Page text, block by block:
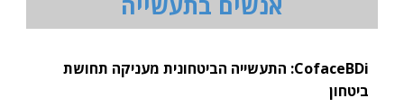
CofaceBDi: התעשייה הביטחונית מעניקה תחושת
ביטחון